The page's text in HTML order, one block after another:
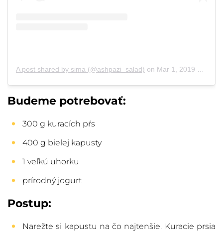
A post shared by sima (@ashpazi_salad) on Mar 1, 2019 at 11:45am PST
Budeme potrebovať:
300 g kuracích pŕs
400 g bielej kapusty
1 veľkú uhorku
prírodný jogurt
Postup:
Narežte si kapustu na čo najtenšie. Kuracie prsia